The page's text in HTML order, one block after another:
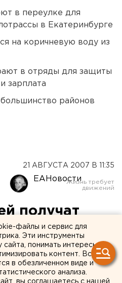
в переулке для
в Екатеринбурге
на коричневую воду из
в отряды для защиты
зарплата
районов
21 АВГУСТА 2007 В 11:35
ЕАНовости
получат
в Зауралье
школьники к
малообеспеченных
файлы и сервис для
Эти инструменты
понимать интересы
контент. Вся
в обезличенном виде и
анализа.
вы соглашаетесь с нашей